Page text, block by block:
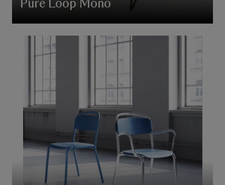
Pure Loop Mono